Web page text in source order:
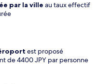
par la ville au taux effectif
est proposé
de 4400 JPY par personne